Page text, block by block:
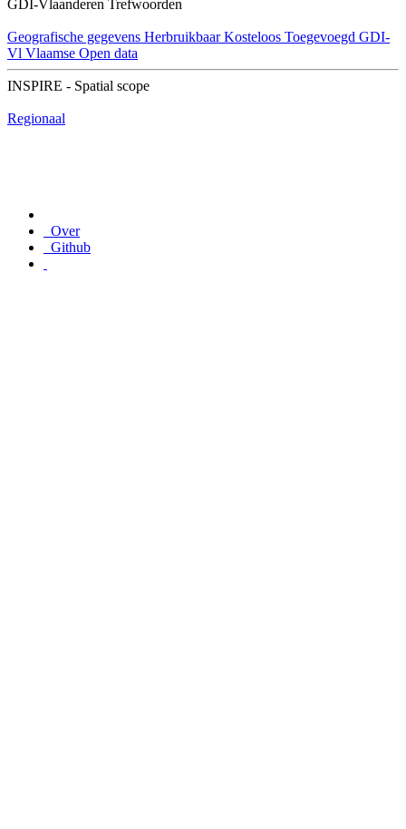
GDI-Vlaanderen Trefwoorden
Geografische gegevens Herbruikbaar Kosteloos Toegevoegd GDI-
Vl Vlaamse Open data
INSPIRE - Spatial scope
Regionaal
Over
Github